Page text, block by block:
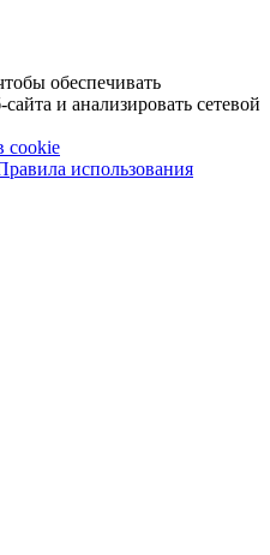
обеспечивать
и анализировать сетевой
cookie
использования